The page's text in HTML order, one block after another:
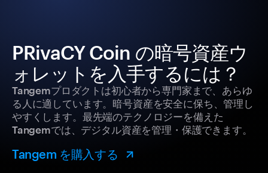
PRivaCY Coin の暗号資産ウ
ォレットを入手するには？
Tangemプロダクトは初心者から専門家まで、あらゆ
る人に適しています。暗号資産を安全に保ち、管理し
やすくします。最先端のテクノロジーを備えた
Tangemでは、デジタル資産を管理・保護できます。
Tangem を購入する